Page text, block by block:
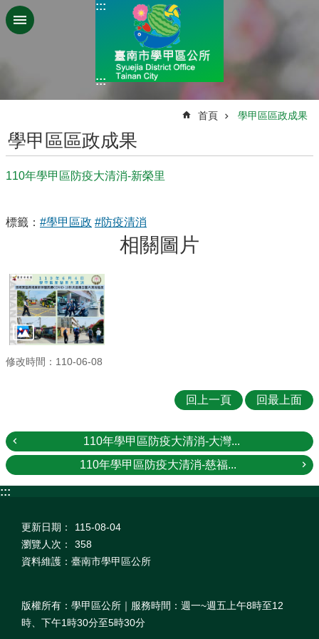
跳到主要內容區塊
:::
:::
首頁 學甲區區政成果
學甲區區政成果
110年學甲區防疫大清消-新榮里
標籤： #學甲區政 #防疫清消
相關圖片
修改時間：110-06-08
回上一頁 回最上面
110年學甲區防疫大清消-大灣...
110年學甲區防疫大清消-慈福...
:::
更新日期：
115-08-04
瀏覽人次：
358
資料維護：臺南市學甲區公所
版權所有：學甲區公所｜服務時間：週一~週五上午8時至12
時、下午1時30分至5時30分